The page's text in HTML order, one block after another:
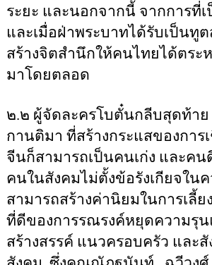
ระยะ และนอกจากนี้ จากการที่
และเมื่อฝ่าพระบาทได้รับเป็นทู
สร้างจิตสำนึกให้คนไทยได้ตระ
มาโดยตลอด
๒.๒ ผู้จัดละครโบตั๋นกลีบสุดท้าย
กานติมา ที่สร้างกระแสของการ
จีนก็สามารถเป็นคนเก่ง และค
คนในสังคมไม่ตั้งข้อรังเกียจใน
สามารถสร้างค่านิยมในการเลี้
ที่ดีของการรณรงค์หยุดความรุ
สร้างสรรค์ แนวครอบครัว และสั